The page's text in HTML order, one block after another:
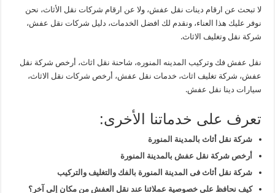
لا تبحث عن ارقام دينات نقل عفش، ولا عن ارقام شركات نقل الأثاث، نحن
نوفر عليك هذا العناء، ونقدم لك افضل الخدمات، دليل شركات نقل عفش،
شركة نقل وتغليف الاثاث.
نقل عفش فك وتركيب المدينه المنوره، شاحنة نقل اثاث، أرخص شركة نقل
عفش، شركة تغليف اثاث، خدمات نقل عفش، أرخص شركات نقل الاثاث،
سيارات دينا نقل عفش.
تعرف على خدماتنا الأخرى:
شركة نقل أثاث بالمدينة المنورة
أرخص شركة نقل عفش بالمدينة المنورة
شركة نقل أثاث فى المدينة المنورة بالفك والتغليف والتركيب
كيف نحافظ على خصوصية عملائنا عند نقل العفش من مكان إلى آخر؟